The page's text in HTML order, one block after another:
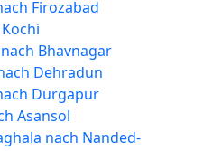
Firozabad
Bhavnagar
Dehradun
Durgapur
Asansol
nach Nanded-